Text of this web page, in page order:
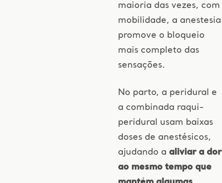
maioria das vezes, com
mobilidade, a anestesia
promove o bloqueio
mais completo das
sensações.
No parto, a peridural e
a combinada raqui-
peridural usam baixas
doses de anestésicos,
ajudando a aliviar a dor
ao mesmo tempo que